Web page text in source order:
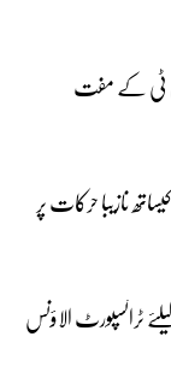
ٹی کے مفت
نازیبا حرکات پر
کیلئے ٹرانسپورٹ الاؤنس